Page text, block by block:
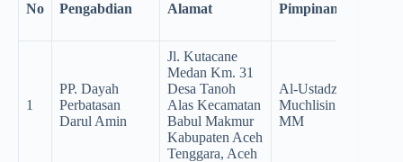
No Pengabdian Alamat Pimpinan/Pengasuh
1
PP. Dayah
Perbatasan
Darul Amin
Jl. Kutacane
Medan Km. 31
Desa Tanoh
Alas Kecamatan
Babul Makmur
Kabupaten Aceh
Tenggara, Aceh
Al-Ustadz Drs. H.
Muchlisin Desky,
MM